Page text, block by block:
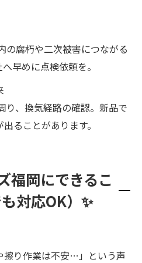
腐朽や二次被害につながる
早めに点検依頼を。
、換気経路の確認。新品で
ることがあります。
福岡にできるこ
対応OK）✨
擦り作業は不安…」という声